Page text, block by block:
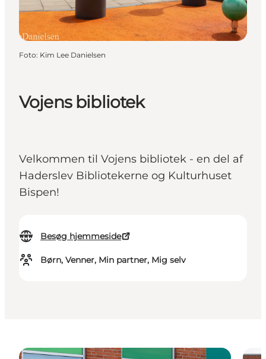
Vojens bibliotek
Velkommen til Vojens bibliotek - en del af
Haderslev Bibliotekerne og Kulturhuset
Bispen!
Besøg hjemmeside
Børn, Venner, Min partner, Mig selv
Foto: Kim Lee Danielsen